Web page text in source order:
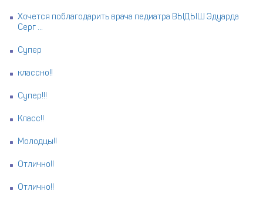
Хочется поблагодарить врача педиатра ВЫДЫШ Эдуарда
Серг ...
Супер
классно!!
Супер!!!
Класс!!
Молодцы!!
Отлично!!
Отлично!!